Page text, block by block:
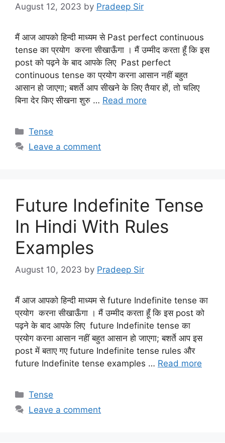
August 12, 2023 by Pradeep Sir
मैं आज आपको हिन्दी माध्यम से Past perfect continuous
tense का प्रयोग करना सीखाऊँगा । मैं उम्मीद करता हूँ कि इस
post को पढ़ने के बाद आपके लिए Past perfect
continuous tense का प्रयोग करना आसान नहीं बहुत
आसान हो जाएगा; बशर्ते आप सीखने के लिए तैयार हों, तो चलिए
बिना देर किए सीखना शुरु … Read more
Categories
Tense
Leave a comment
Future Indefinite Tense
In Hindi With Rules
Examples
August 10, 2023 by Pradeep Sir
मैं आज आपको हिन्दी माध्यम से future Indefinite tense का
प्रयोग करना सीखाऊँगा । मैं उम्मीद करता हूँ कि इस post को
पढ़ने के बाद आपके लिए future Indefinite tense का
प्रयोग करना आसान नहीं बहुत आसान हो जाएगा; बशर्ते आप इस
post में बताए गए future Indefinite tense rules और
future Indefinite tense examples … Read more
Categories
Tense
Leave a comment